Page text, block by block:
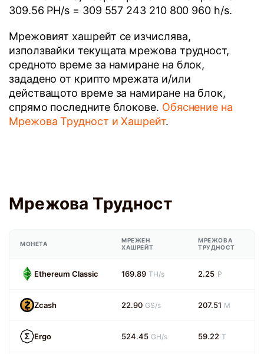
309.56 PH/s = 309 557 243 210 800 960 h/s.
Мрежовият хашрейт се изчислява,
използвайки текущата мрежова трудност,
средното време за намиране на блок,
зададено от крипто мрежата и/или
действащото време за намиране на блок,
спрямо последните блокове. Обяснение на
Мрежова Трудност и Хашрейт.
Мрежова Трудност
МОНЕТА
МРЕЖЕН
ХАШРЕЙТ
МРЕЖОВА
ТРУДНОСТ
Ethereum Classic 169.89 TH/s 2.25 P
Zcash 22.90 GS/s 207.51 M
Ergo 524.45 GH/s 59.22 T